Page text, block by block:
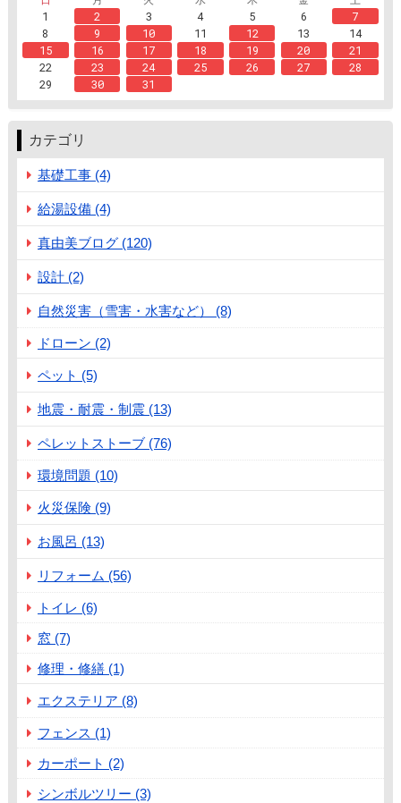
1
2 3 4 5 6
7
8
9 10 11 12 13
14
15
16 17 18 19 20
21
22
23 24 25 26 27
28
29
30 31
カテゴリ
基礎工事 (4)
給湯設備 (4)
真由美ブログ (120)
設計 (2)
自然災害（雪害・水害など） (8)
ドローン (2)
ペット (5)
地震・耐震・制震 (13)
ペレットストーブ (76)
環境問題 (10)
火災保険 (9)
お風呂 (13)
リフォーム (56)
トイレ (6)
窓 (7)
修理・修繕 (1)
エクステリア (8)
フェンス (1)
カーポート (2)
シンボルツリー (3)